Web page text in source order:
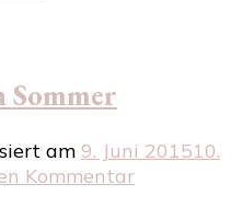
Sommer
am 9. Juni 201510.
Kommentarzu